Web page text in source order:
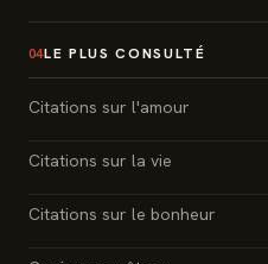
04LE PLUS CONSULTÉ
Citations sur l'amour
Citations sur la vie
Citations sur le bonheur